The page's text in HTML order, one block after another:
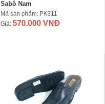
Sabô Nam
Mã sản phẩm: PK311
Giá: 570.000 VNĐ